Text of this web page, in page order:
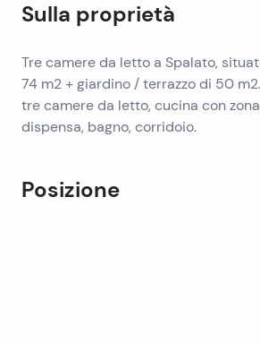
Sulla proprietà
Tre camere da letto a Spalato,
74 m2 + giardino / terrazzo di 50
tre camere da letto, cucina con
dispensa, bagno, corridoio.
Posizione